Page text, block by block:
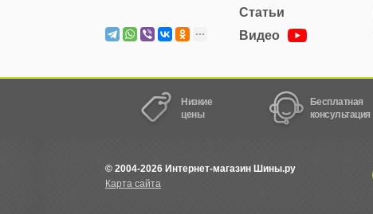
Статьи
Видео
Низкие
цены
Бесплатная
консультация
© 2004-2026 Интернет-магазин Шины.ру
Карта сайта